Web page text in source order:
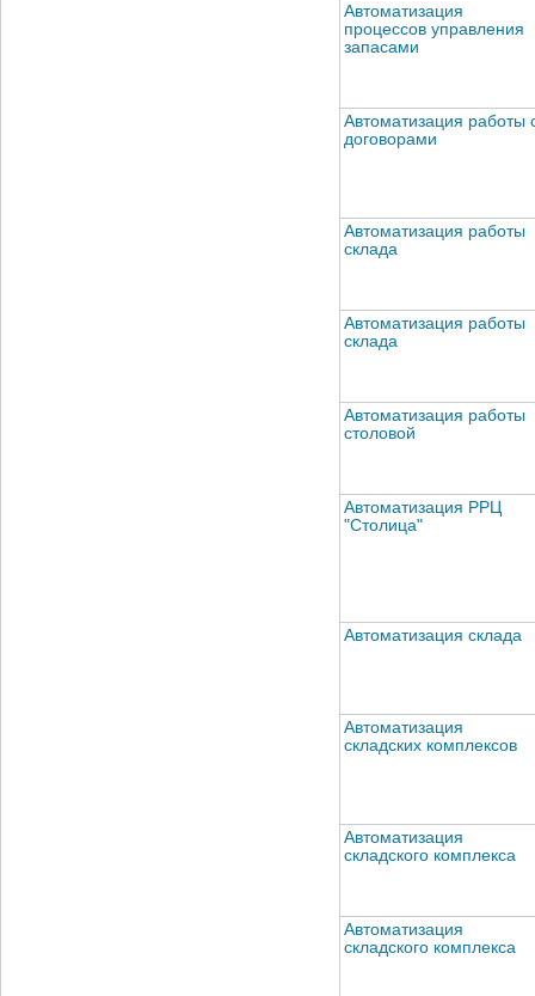
Автоматизация
процессов управления
запасами
Автоматизация работы
договорами
Автоматизация работы
склада
Автоматизация работы
склада
Автоматизация работы
столовой
Автоматизация РРЦ
"Столица"
Автоматизация склада
Автоматизация
складских комплексов
Автоматизация
складского комплекса
Автоматизация
складского комплекса